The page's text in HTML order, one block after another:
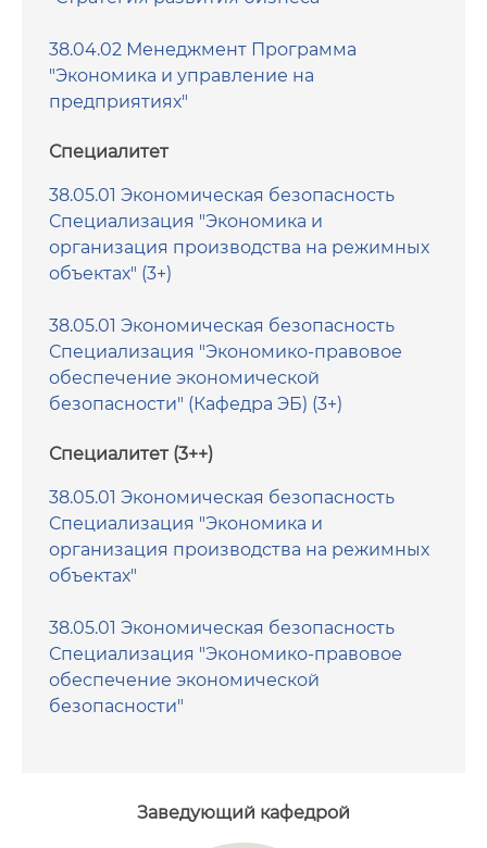
Заведующий кафедрой
38.04.02 Менеджмент Программа
"Экономика и управление на
предприятиях"
Специалитет
38.05.01 Экономическая безопасность
Специализация "Экономика и
организация производства на режимных
объектах" (3+)
38.05.01 Экономическая безопасность
Специализация "Экономико-правовое
обеспечение экономической
безопасности" (Кафедра ЭБ) (3+)
Специалитет (3++)
38.05.01 Экономическая безопасность
Специализация "Экономика и
организация производства на режимных
объектах"
38.05.01 Экономическая безопасность
Специализация "Экономико-правовое
обеспечение экономической
безопасности"